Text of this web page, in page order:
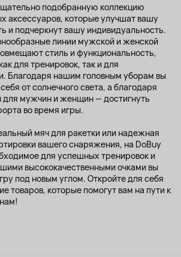
подобранную коллекцию
аксессуаров, которые улучшат вашу
и подчеркнут вашу индивидуальность.
линии мужской и женской
стиль и функциональность,
для тренировок, так и для
Благодаря нашим головным уборам вы
от солнечного света, а благодаря
для мужчин и женщин — достигнуть
во время игры.
мяч для ракетки или надежная
вашего снаряжения, на DoBuy
для успешных тренировок и
высококачественными очками вы
под новым углом. Откройте для себя
товаров, которые помогут вам на пути к